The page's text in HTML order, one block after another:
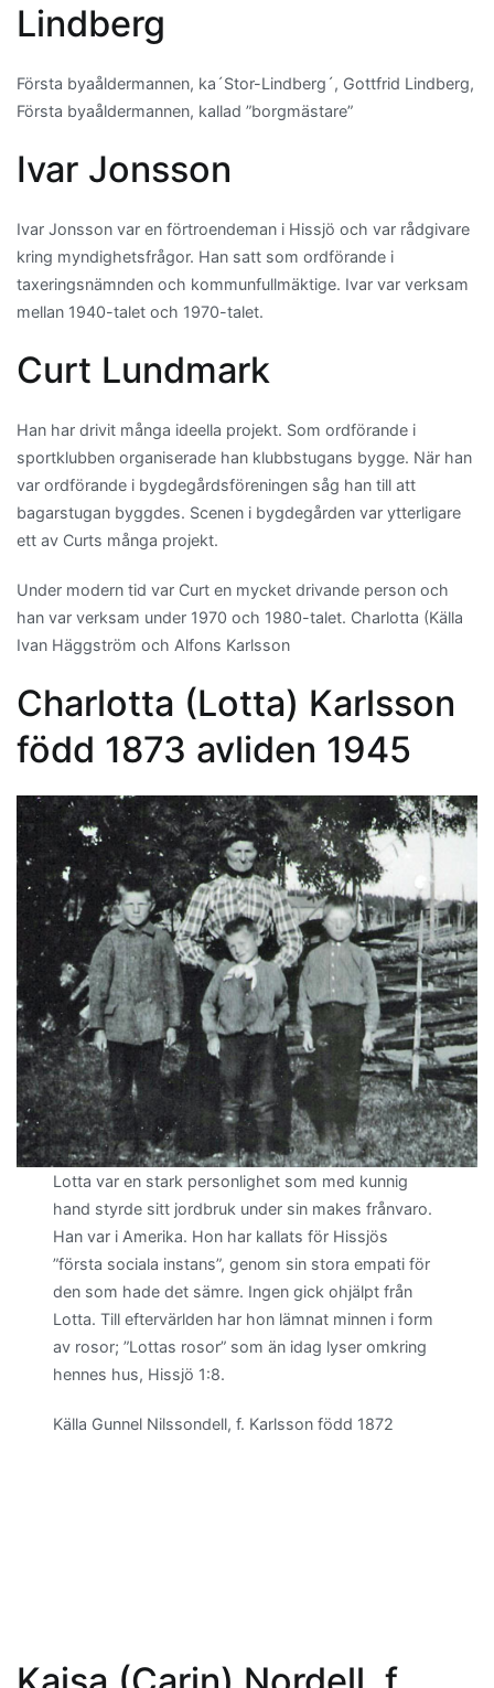
Lindberg
Första byaåldermannen, ka´Stor-Lindberg´, Gottfrid Lindberg,
Första byaåldermannen, kallad ”borgmästare”
Ivar Jonsson
Ivar Jonsson var en förtroendeman i Hissjö och var rådgivare
kring myndighetsfrågor. Han satt som ordförande i
taxeringsnämnden och kommunfullmäktige. Ivar var verksam
mellan 1940-talet och 1970-talet.
Curt Lundmark
Han har drivit många ideella projekt. Som ordförande i
sportklubben organiserade han klubbstugans bygge. När han
var ordförande i bygdegårdsföreningen såg han till att
bagarstugan byggdes. Scenen i bygdegården var ytterligare
ett av Curts många projekt.
Under modern tid var Curt en mycket drivande person och
han var verksam under 1970 och 1980-talet. Charlotta (Källa
Ivan Häggström och Alfons Karlsson
Charlotta (Lotta) Karlsson
född 1873 avliden 1945
Lotta var en stark personlighet som med kunnig
hand styrde sitt jordbruk under sin makes frånvaro.
Han var i Amerika. Hon har kallats för Hissjös
”första sociala instans”, genom sin stora empati för
den som hade det sämre. Ingen gick ohjälpt från
Lotta. Till eftervärlden har hon lämnat minnen i form
av rosor; ”Lottas rosor” som än idag lyser omkring
hennes hus, Hissjö 1:8.
Källa Gunnel Nilssondell, f. Karlsson född 1872